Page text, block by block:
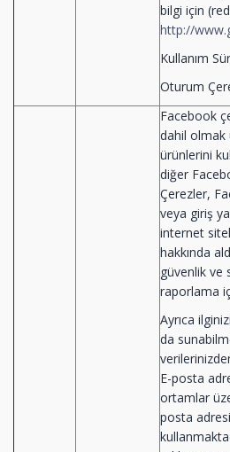
bilgi için
http://
Kullanım
Oturum
Facebook
dahil olmak
ürünlerini
diğer
Çerezler,
veya giriş
internet
hakkında
güvenlik ve
raporlama
Ayrıca
da
E-posta
ortamlar
posta